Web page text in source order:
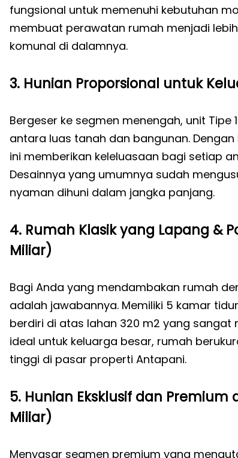
fungsional untuk memenuhi kebutuhan
membuat perawatan rumah menjadi
komunal di dalamnya.
3. Hunian Proporsional untuk
Bergeser ke segmen menengah, unit
antara luas tanah dan bangunan.
ini memberikan keleluasaan bagi setiap
Desainnya yang umumnya sudah
nyaman dihuni dalam jangka panjang.
4. Rumah Klasik yang Lapang &
Miliar)
Bagi Anda yang mendambakan rumah
adalah jawabannya. Memiliki 5 kamar
berdiri di atas lahan 320 m2 yang sangat
ideal untuk keluarga besar, rumah
tinggi di pasar properti Antapani.
5. Hunian Eksklusif dan Premium
Miliar)
Menyasar segmen premium yang